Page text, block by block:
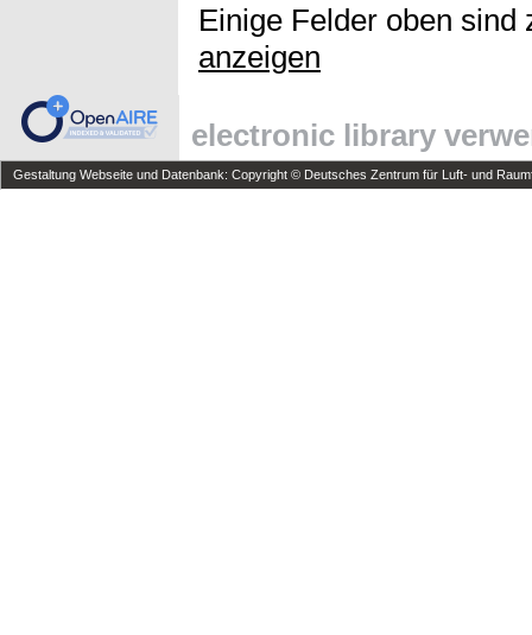
Einige Felder oben
anzeigen
electronic library
Gestaltung Webseite und Datenbank: Copyright © Deutsches Zentrum für Luft- und